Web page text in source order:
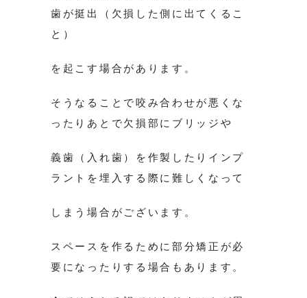
歯が挺出（欠損した側に出てくるこ
と）
を起こす場合があります。
そうなることで咬み合わせが悪くな
ったりあとで欠損部にブリッジや
義歯（入れ歯）を作製したりインプ
ラントを埋入する際に難しくなって
しまう場合がございます。
スペースを作るために部分矯正が必
要になったりする場合もあります。